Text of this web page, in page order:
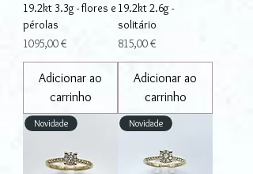
19.2kt 3.3g - flores e
pérolas
Preço
1095,00 €
Adicionar ao
carrinho
19.2kt 2.6g -
solitário
Preço
815,00 €
Adicionar ao
carrinho
Novidade Novidade